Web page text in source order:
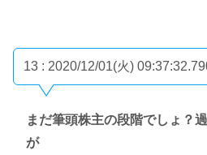
13 : 2020/12/01(火)
まだ筆頭株主の段階でしょ？
が